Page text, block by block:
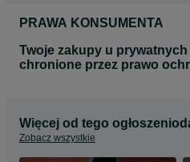
PRAWA KONSUMENTA
Twoje zakupy u
chronione przez prawo
Więcej od tego
Zobacz wszystkie